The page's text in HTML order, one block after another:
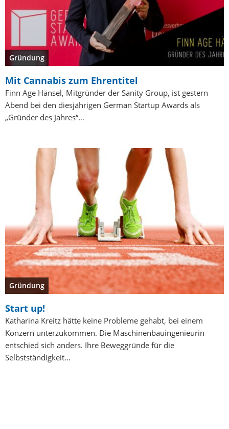
Gründung
Mit Cannabis zum Ehrentitel
Finn Age Hänsel, Mitgründer der Sanity Group, ist gestern
Abend bei den diesjährigen German Startup Awards als
„Gründer des Jahres“…
Gründung
Start up!
Katharina Kreitz hätte keine Probleme gehabt, bei einem
Konzern unterzukommen. Die Maschinenbauingenieurin
entschied sich anders. Ihre Beweggründe für die
Selbstständigkeit…